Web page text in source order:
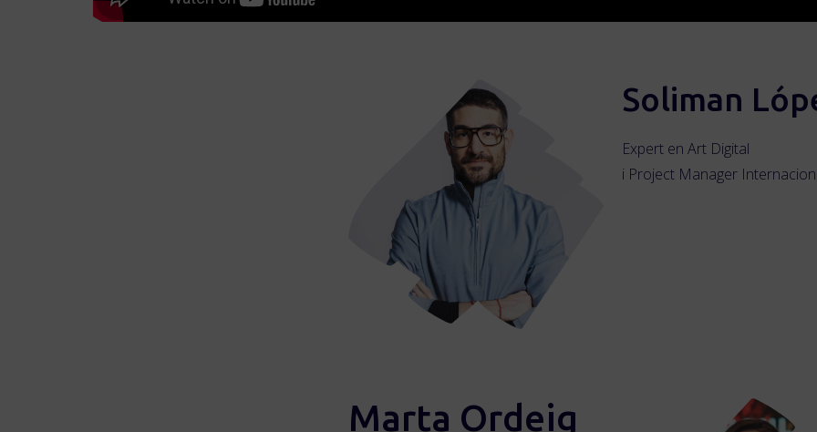
Soliman
Expert en Art Digital
i Project Manager
Marta Ordeig